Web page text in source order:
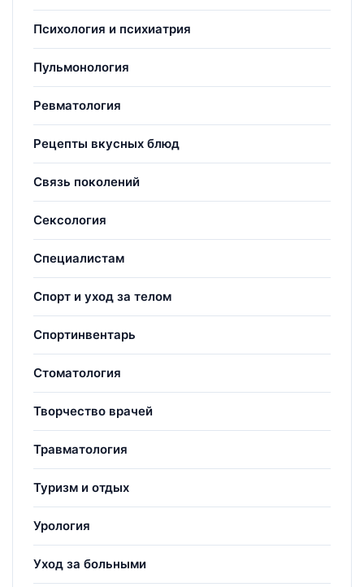
Психология и психиатрия
Пульмонология
Ревматология
Рецепты вкусных блюд
Связь поколений
Сексология
Специалистам
Спорт и уход за телом
Спортинвентарь
Стоматология
Творчество врачей
Травматология
Туризм и отдых
Урология
Уход за больными